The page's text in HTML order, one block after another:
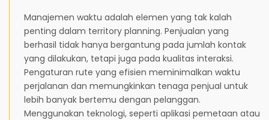
Manajemen waktu adalah elemen yang tak kalah
penting dalam territory planning. Penjualan yang
berhasil tidak hanya bergantung pada jumlah kontak
yang dilakukan, tetapi juga pada kualitas interaksi.
Pengaturan rute yang efisien meminimalkan waktu
perjalanan dan memungkinkan tenaga penjual untuk
lebih banyak bertemu dengan pelanggan.
Menggunakan teknologi, seperti aplikasi pemetaan atau